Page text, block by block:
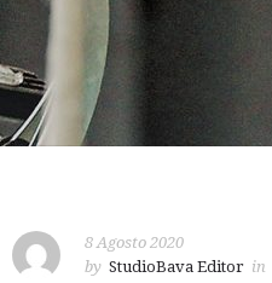
8 Agosto 2020
by StudioBava Editor in